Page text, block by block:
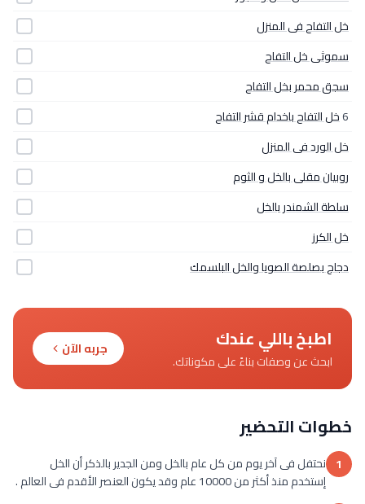
خل التفاح فى المنزل
سموثى خل التفاح
سجق محمر بخل التفاح
6خل التفاح باخدام قشر التفاح
خل الورد فى المنزل
روبيان مقلى بالخل و الثوم
سلطة الشمندر بالخل
خل الكرز
دجاج بصلصة الصويا والخل البلسمك
اطبخ باللي عندك
ابحث عن وصفات بناءً على مكوناتك.
جربه الآن
خطوات التحضير
1 نحتفل فى آخر يوم من كل عام بالخل ومن الجدير بالذكر أن الخل
إستخدم منذ أكثر من 10000 عام وقد يكون العنصر الأقدم فى العالم .